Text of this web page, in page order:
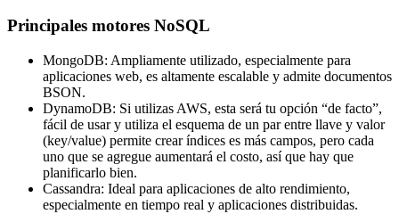
Principales motores NoSQL
MongoDB: Ampliamente utilizado, especialmente para
aplicaciones web, es altamente escalable y admite documentos
BSON.
DynamoDB: Si utilizas AWS, esta será tu opción “de facto”,
fácil de usar y utiliza el esquema de un par entre llave y valor
(key/value) permite crear índices es más campos, pero cada
uno que se agregue aumentará el costo, así que hay que
planificarlo bien.
Cassandra: Ideal para aplicaciones de alto rendimiento,
especialmente en tiempo real y aplicaciones distribuidas.